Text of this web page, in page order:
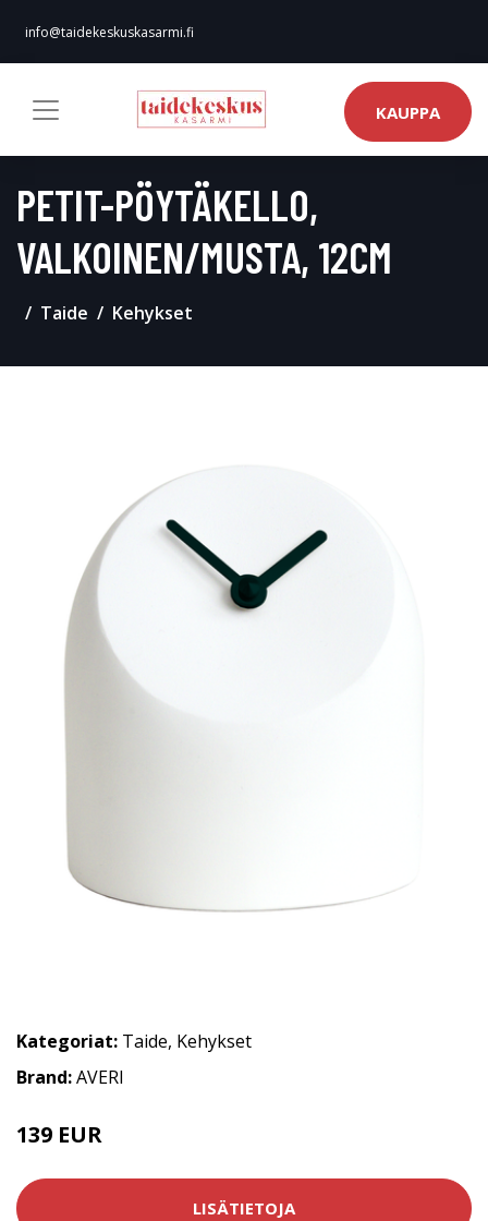
info@taidekeskuskasarmi.fi
KAUPPA
PETIT-PÖYTÄKELLO,
VALKOINEN/MUSTA, 12CM
Taide Kehykset
Kategoriat: Taide, Kehykset
Brand:AVERI
139 EUR
LISÄTIETOJA